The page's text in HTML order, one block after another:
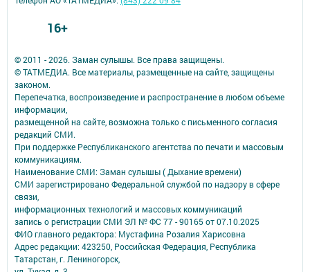
© 2011 - 2026. Заман сулышы. Все права защищены.
© ТАТМЕДИА. Все материалы, размещенные на сайте, защищены
законом.
Перепечатка, воспроизведение и распространение в любом объеме
информации,
размещенной на сайте, возможна только с письменного согласия
редакций СМИ.
При поддержке Республиканского агентства по печати и массовым
коммуникациям.
Наименование СМИ: Заман сулышы ( Дыхание времени)
СМИ зарегистрировано Федеральной службой по надзору в сфере
связи,
информационных технологий и массовых коммуникаций
запись о регистрации СМИ ЭЛ № ФС 77 - 90165 от 07.10.2025
ФИО главного редактора: Мустафина Розалия Харисовна
Адрес редакции: 423250, Российская Федерация, Республика
Татарстан, г. Лениногорск,
16+